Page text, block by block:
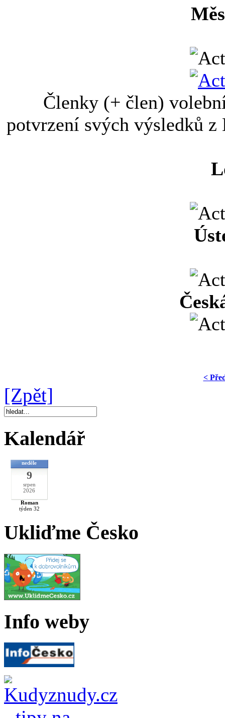
Členky (+ člen)
potvrzení svých výsledků z
<
[Zpět]
Kalendář
neděle
9
srpen
2026
Roman
týden 32
Ukliďme Česko
Info weby